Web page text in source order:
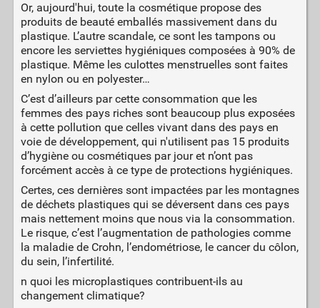
Or, aujourd'hui, toute la cosmétique propose des
produits de beauté emballés massivement dans du
plastique. L’autre scandale, ce sont les tampons ou
encore les serviettes hygiéniques composées à 90% de
plastique. Même les culottes menstruelles sont faites
en nylon ou en polyester…
C’est d’ailleurs par cette consommation que les
femmes des pays riches sont beaucoup plus exposées
à cette pollution que celles vivant dans des pays en
voie de développement, qui n'utilisent pas 15 produits
d’hygiène ou cosmétiques par jour et n’ont pas
forcément accès à ce type de protections hygiéniques.
Certes, ces dernières sont impactées par les montagnes
de déchets plastiques qui se déversent dans ces pays
mais nettement moins que nous via la consommation.
Le risque, c’est l’augmentation de pathologies comme
la maladie de Crohn, l’endométriose, le cancer du côlon,
du sein, l’infertilité.
n quoi les microplastiques contribuent-ils au
changement climatique?